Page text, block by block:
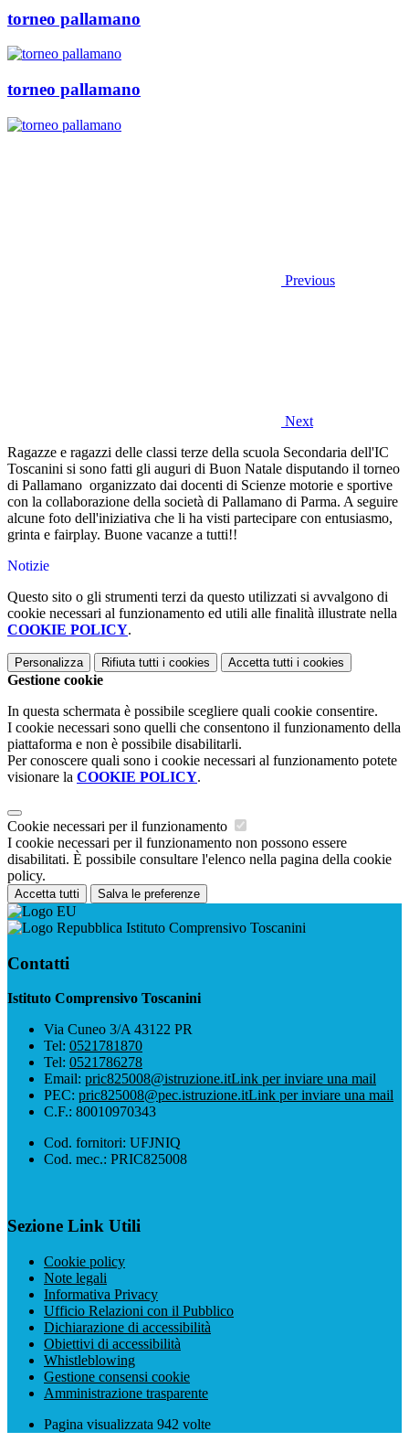
torneo pallamano
torneo pallamano
Previous
Next
Ragazze e ragazzi delle classi terze della scuola Secondaria dell'IC
Toscanini si sono fatti gli auguri di Buon Natale disputando il torneo
di Pallamano organizzato dai docenti di Scienze motorie e sportive
con la collaborazione della società di Pallamano di Parma. A seguire
alcune foto dell'iniziativa che li ha visti partecipare con entusiasmo,
grinta e fairplay. Buone vacanze a tutti!!
Notizie
Questo sito o gli strumenti terzi da questo utilizzati si avvalgono di
cookie necessari al funzionamento ed utili alle finalità illustrate nella
COOKIE POLICY.
Personalizza Rifiuta tutti i cookies Accetta tutti i cookies
Gestione cookie
In questa schermata è possibile scegliere quali cookie consentire.
I cookie necessari sono quelli che consentono il funzionamento della
piattaforma e non è possibile disabilitarli.
Per conoscere quali sono i cookie necessari al funzionamento potete
visionare la COOKIE POLICY.
Cookie necessari per il funzionamento
I cookie necessari per il funzionamento non possono essere
disabilitati. È possibile consultare l'elenco nella pagina della cookie
policy.
Accetta tutti Salva le preferenze
Istituto Comprensivo Toscanini
Contatti
Istituto Comprensivo Toscanini
Via Cuneo 3/A 43122 PR
Tel: 0521781870
Tel: 0521786278
Email: pric825008@istruzione.itLink per inviare una mail
PEC: pric825008@pec.istruzione.itLink per inviare una mail
C.F.: 80010970343
Cod. fornitori: UFJNIQ
Cod. mec.: PRIC825008
Sezione Link Utili
Cookie policy
Note legali
Informativa Privacy
Ufficio Relazioni con il Pubblico
Dichiarazione di accessibilità
Obiettivi di accessibilità
Whistleblowing
Gestione consensi cookie
Amministrazione trasparente
Pagina visualizzata 942 volte